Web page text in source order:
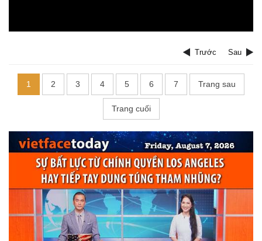
Trước Sau
1 2 3 4 5 6 7 Trang sau
Trang cuối